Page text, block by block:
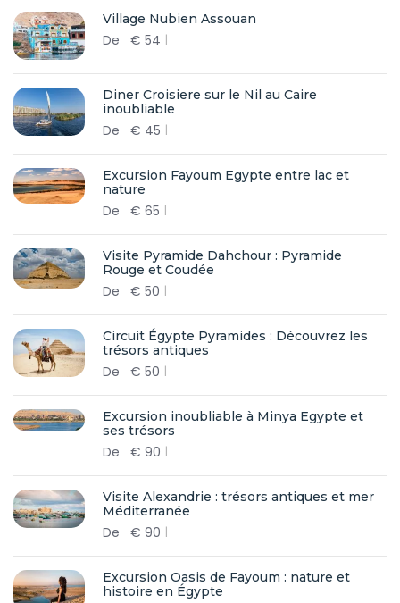
Village Nubien Assouan
De € 54
Diner Croisiere sur le Nil au Caire
inoubliable
De € 45
Excursion Fayoum Egypte entre lac et
nature
De € 65
Visite Pyramide Dahchour : Pyramide
Rouge et Coudée
De € 50
Circuit Égypte Pyramides : Découvrez les
trésors antiques
De € 50
Excursion inoubliable à Minya Egypte et
ses trésors
De € 90
Visite Alexandrie : trésors antiques et mer
Méditerranée
De € 90
Excursion Oasis de Fayoum : nature et
histoire en Égypte